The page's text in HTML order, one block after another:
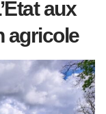
aux
agricole